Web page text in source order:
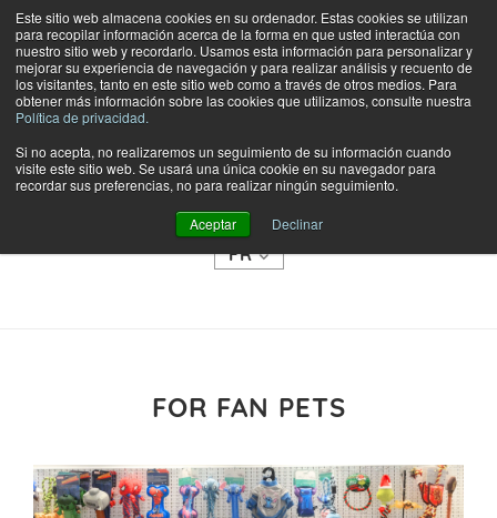
Este sitio web almacena cookies en su ordenador. Estas cookies se utilizan
para recopilar información acerca de la forma en que usted interactúa con
nuestro sitio web y recordarlo. Usamos esta información para personalizar y
mejorar su experiencia de navegación y para realizar análisis y recuento de
los visitantes, tanto en este sitio web como a través de otros medios. Para
obtener más información sobre las cookies que utilizamos, consulte nuestra
Política de privacidad.
Si no acepta, no realizaremos un seguimiento de su información cuando
visite este sitio web. Se usará una única cookie en su navegador para
recordar sus preferencias, no para realizar ningún seguimiento.
Aceptar Declinar
TIENDA
CATEGORÍAS
FR
FOR FAN PETS